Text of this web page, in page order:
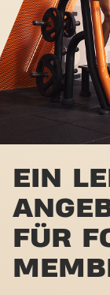
EIN
FÜR